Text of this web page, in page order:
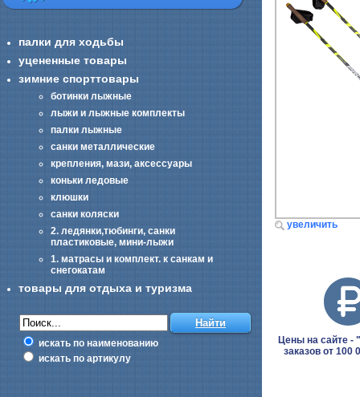
палки для ходьбы
уцененные товары
зимние спорттовары
ботинки лыжные
лыжи и лыжные комплекты
палки лыжные
санки металлические
крепления, мази, аксессуары
коньки ледовые
клюшки
санки коляски
2. ледянки,тюбинги, санки
пластиковые, мини-лыжи
1. матрасы и комплект. к санкам и
снегокатам
товары для отдыха и туризма
искать по наименованию
искать по артикулу
увеличить
Цены на сайте -
заказов от 100